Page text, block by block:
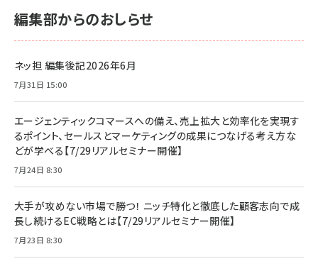
編集部からのおしらせ
ネッ担 編集後記2026年6月
7月31日 15:00
エージェンティックコマースへの備え、売上拡大と効率化を実現す
るポイント、セールスとマーケティングの成果につなげる考え方な
どが学べる【7/29リアルセミナー開催】
7月24日 8:30
大手が攻めない市場で勝つ！ ニッチ特化と徹底した顧客志向で成
長し続けるEC戦略とは【7/29リアルセミナー開催】
7月23日 8:30